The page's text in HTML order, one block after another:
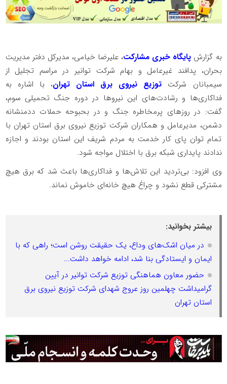
به گزارش پایگاه خبری مشارکت، علیرضا خیامی، مدیرکل دفتر مدیریت
بحران، پدافند غیرعامل و بهام شرکت توانیر در مراسم تجلیل از
سیمبانان شرکت توزیع نیروی برق استان تهران، با اشاره به
فداکاری‌ها و رشادت‌های این نیروها در دوره جنگ تحمیلی سوم،
گفت: در روزهای پرمخاطره جنگ و در بحبوحه حملات ددمنشانه
دشمن، مدیرعامل و همکاران شرکت توزیع نیروی برق استان تهران با
تمام توان پای کار خدمت به مردم شریف این استان بودند و اجازه
ندادند پایداری شبکه برق با اختلال مواجه شود.
وی افزود: بی‌تردید این تلاش‌ها و فداکاری‌ها باعث شد که برق هیچ
مشترکی قطع نشود و چراغ هیچ خانه‌ای خاموش نماند.
بیشتر بخوانید:
در میان اشک‌های وداع، یک حقیقت روشن است؛ راهی که با
ایمان و ایستادگی بنا شد، ادامه خواهد داشت...
حضور معاون هماهنگی توزیع شرکت توانیر در آیین
گرامیداشت چهلمین روز عروج شهدای شرکت توزیع نیروی برق
استان تهران